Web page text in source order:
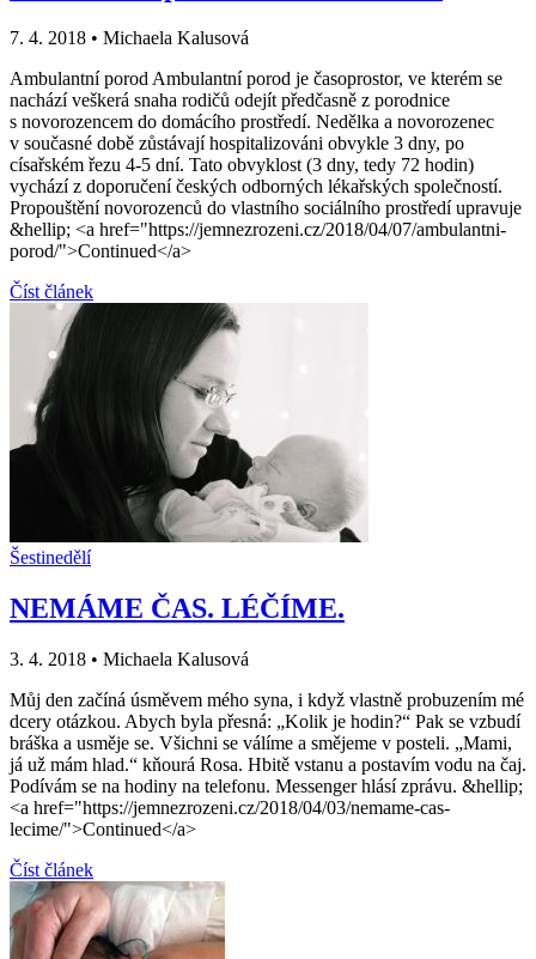
7. 4. 2018 • Michaela Kalusová
Ambulantní porod Ambulantní porod je časoprostor, ve kterém se
nachází veškerá snaha rodičů odejít předčasně z porodnice
s novorozencem do domácího prostředí. Nedělka a novorozenec
v současné době zůstávají hospitalizováni obvykle 3 dny, po
císařském řezu 4-5 dní. Tato obvyklost (3 dny, tedy 72 hodin)
vychází z doporučení českých odborných lékařských společností.
Propouštění novorozenců do vlastního sociálního prostředí upravuje
&hellip; <a href="https://jemnezrozeni.cz/2018/04/07/ambulantni-
porod/">Continued</a>
Číst článek
Šestinedělí
NEMÁME ČAS. LÉČÍME.
3. 4. 2018 • Michaela Kalusová
Můj den začíná úsměvem mého syna, i když vlastně probuzením mé
dcery otázkou. Abych byla přesná: „Kolik je hodin?“ Pak se vzbudí
bráška a usměje se. Všichni se válíme a smějeme v posteli. „Mami,
já už mám hlad.“ kňourá Rosa. Hbitě vstanu a postavím vodu na čaj.
Podívám se na hodiny na telefonu. Messenger hlásí zprávu. &hellip;
<a href="https://jemnezrozeni.cz/2018/04/03/nemame-cas-
lecime/">Continued</a>
Číst článek